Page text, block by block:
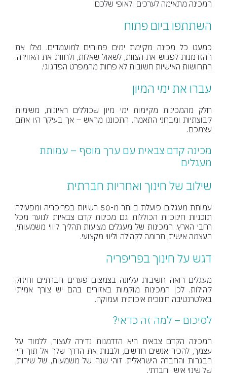
המכינה מתאימה לערכים ולאופי שלכם.
השתתפו ביום פתוח
כמעט כל מכינה מקיימת ימים פתוחים למועמדים. נצלו את
ההזדמנות לפגוש את הצוות, לשאול שאלות, ולחוות את האווירה.
התחושות האישיות חשובות לא פחות מהמפרט הפדגוגי.
עברו את ימי המיון
חלק מהמכינות מקיימות ימי מיון שכוללים ראיונות, משימות
קבוצתיות ומבחני התאמה. התכוננו מראש – אך בעיקר היו אתם
עצמכם.
מכינה קדם צבאית עם ערך מוסף – עמותת
מעגלים
שילוב של חינוך ואחריות חברתית
עמותת מעגלים פועלת ביותר מ-50 רשויות בפריפריה ומפעילה
תוכניות חינוכיות הכוללות גם מכינות קדם צבאיות לנוער מכל
רחבי הארץ. המכינות של מעגלים מציעות תהליך ליווי משמעותי,
העצמה אישית, תרומה לקהילה וליווי מקצועי.
דגש על חינוך בפריפריה
מעגלים רואה חשיבות עליונה בצמצום פערים חברתיים וחיזוק
קהילות. לכן המכינות מוקמות באזורים בהם יש צורך אמיתי
באלטרנטיבה חינוכית איכותית ועמוקה.
לסיכום – למה זה כדאי?
המכינה הקדם צבאית היא הזדמנות נדירה לעצור, ללמוד על
עצמך, להכיר אנשים חדשים, ולבנות את הדרך שלך אל תוך חיי
הבגרות והחברה הישראלית. זוהי שנה של משמעות, של שירות,
של שינוי אישי וחברתי.